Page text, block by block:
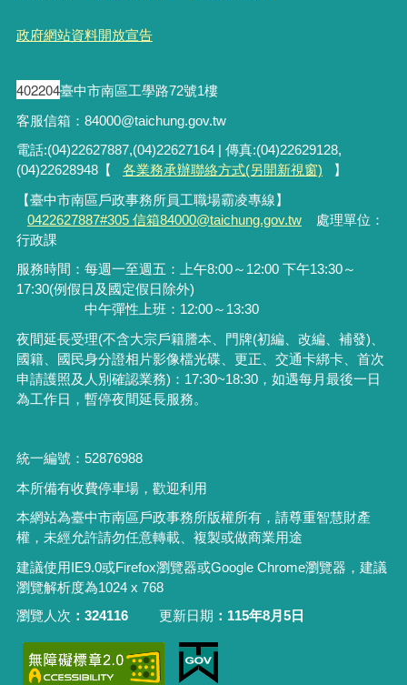
政府網站資料開放宣告
402204臺中市南區工學路72號1樓
客服信箱：84000@taichung.gov.tw
電話:(04)22627887,(04)22627164 | 傳真:(04)22629128,
(04)22628948【
各業務承辦聯絡方式(另開新視窗)
】
【臺中市南區戶政事務所員工職場霸凌專線】
0422627887#305 信箱84000@taichung.gov.tw
處理單位：
行政課
服務時間：每週一至週五：上午8:00～12:00 下午13:30～
17:30(例假日及國定假日除外)
中午彈性上班：12:00～13:30
夜間延長受理(不含大宗戶籍謄本、門牌(初編、改編、補發)
國籍、國民身分證相片影像檔光碟、更正、交通卡綁卡、首次
申請護照及人別確認業務) ： 17:30~18:30，如遇每月最後一日
為工作日，暫停夜間延長服務。
統一編號：52876988
本所備有收費停車場，歡迎利用
本網站為臺中市南區戶政事務所版權所有，請尊重智慧財產
權，未經允許請勿任意轉載、複製或做商業用途
建議使用IE9.0或Firefox瀏覽器或Google Chrome瀏覽器，建議
瀏覽解析度為1024 x 768
瀏覽人次
324116 更新日期 115年8月5日